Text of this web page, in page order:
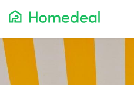
Progetti più richiesti
Architetti